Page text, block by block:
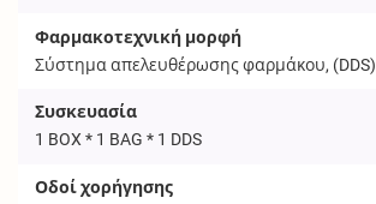
Φαρμακοτεχνική μορφή
Σύστημα απελευθέρωσης φαρμάκου, (DDS)
Συσκευασία
1 BOX * 1 BAG * 1 DDS
Οδοί χορήγησης